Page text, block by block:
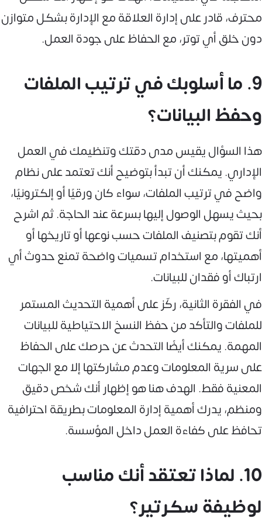
محترف، قادر على إدارة العلاقة مع الإدارة بشكل متوازن
دون خلق أي توتر، مع الحفاظ على جودة العمل.
9. ما أسلوبك في ترتيب الملفات
وحفظ البيانات؟
هذا السؤال يقيس مدى دقتك وتنظيمك في العمل
الإداري. يمكنك أن تبدأ بتوضيح أنك تعتمد على نظام
واضح في ترتيب الملفات، سواء كان ورقيًا أو إلكترونيًا،
بحيث يسهل الوصول إليها بسرعة عند الحاجة. ثم اشرح
أنك تقوم بتصنيف الملفات حسب نوعها أو تاريخها أو
أهميتها، مع استخدام تسميات واضحة تمنع حدوث أي
ارتباك أو فقدان للبيانات.
في الفقرة الثانية، ركّز على أهمية التحديث المستمر
للملفات والتأكد من حفظ النسخ الاحتياطية للبيانات
المهمة. يمكنك أيضًا التحدث عن حرصك على الحفاظ
على سرية المعلومات وعدم مشاركتها إلا مع الجهات
المعنية فقط. الهدف هنا هو إظهار أنك شخص دقيق
ومنظم، يدرك أهمية إدارة المعلومات بطريقة احترافية
تحافظ على كفاءة العمل داخل المؤسسة.
10. لماذا تعتقد أنك مناسب
لوظيفة سكرتير؟